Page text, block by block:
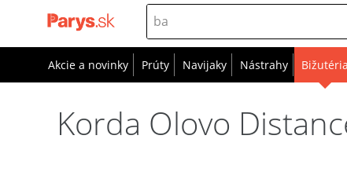
Akcie a novinky Prúty Navijaky Nástrahy Bižutéria
Korda Olovo